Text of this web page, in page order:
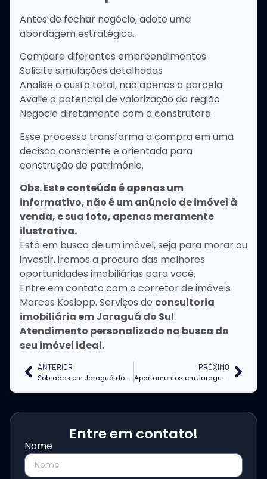
Antes de fechar negócio, adote uma
abordagem estratégica.
Compare diferentes empreendimentos
Solicite simulações detalhadas
Analise o custo total, não apenas a parcela
Avalie o potencial de valorização da região
Negocie diretamente com a construtora
Esse processo transforma a compra em uma
decisão consciente e orientada para
construção de patrimônio.
Obs. Este conteúdo é apenas um
informativo, não é um anúncio de imóvel à
venda, e sua foto, apenas meramente
ilustrativa.
Está em busca de um imóvel, seja para morar ou
investir, iremos a procura das melhores
oportunidades imobiliárias para você.
Entre em contato com o corretor de imóveis
Marcos Koslopp. Serviços de consultoria
imobiliária em Jaraguá do Sul.
Atendimento personalizado na busca do
seu imóvel ideal.
ANTERIOR
Sobrados em Jaraguá do Sul
PRÓXIMO
Apartamentos em Jaraguá do Sul com a Construtora Financiados em Até 120x
Entre em contato!
Nome